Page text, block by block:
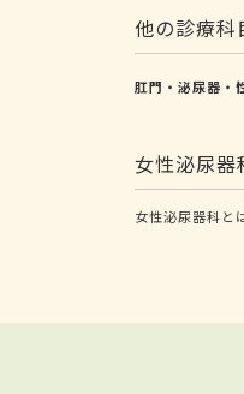
他の診療科
肛門・泌尿器・
女性泌尿器
女性泌尿器科と